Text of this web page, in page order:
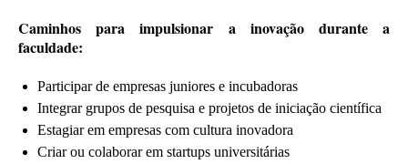
Caminhos para impulsionar a inovação durante a
faculdade:
Participar de empresas juniores e incubadoras
Integrar grupos de pesquisa e projetos de iniciação científica
Estagiar em empresas com cultura inovadora
Criar ou colaborar em startups universitárias